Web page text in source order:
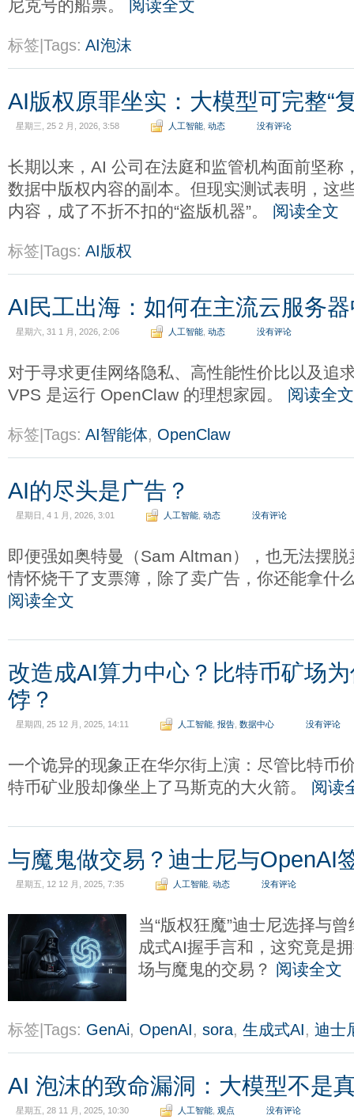
尼克号的船票。 阅读全文
标签|Tags: AI泡沫
AI版权原罪坐实：大模型可完整“
星期三, 25 2 月, 2026, 3:58 人工智能 动态 没有评论
长期以来，AI 公司在法庭和监管机构面前坚称
数据中版权内容的副本。但现实测试表明，这
内容，成了不折不扣的“盗版机器”。 阅读全文
标签|Tags: AI版权
AI民工出海：如何在主流云服务
星期六, 31 1 月, 2026, 2:06 人工智能 动态 没有评论
对于寻求更佳网络隐私、高性能性价比以及追
VPS 是运行 OpenClaw 的理想家园。 阅读全文
标签|Tags: AI智能体, OpenClaw
AI的尽头是广告？
星期日, 4 1 月, 2026, 3:01 人工智能 动态 没有评论
即便强如奥特曼（Sam Altman），也无法摆
情怀烧干了支票簿，除了卖广告，你还能拿什
阅读全文
改造成AI算力中心？比特币矿场
饽？
星期四, 25 12 月, 2025, 14:11 人工智能 报告 数据中心 没有评论
一个诡异的现象正在华尔街上演：尽管比特币
特币矿业股却像坐上了马斯克的大火箭。 阅读
与魔鬼做交易？迪士尼与OpenAI
星期五, 12 12 月, 2025, 7:35 人工智能 动态 没有评论
当“版权狂魔”迪士尼选择与
成式AI握手言和，这究竟是
场与魔鬼的交易？ 阅读全文
标签|Tags: GenAi, OpenAI, sora, 生成式AI, 迪士
AI 泡沫的致命漏洞：大模型不是
星期五, 28 11 月, 2025, 10:30 人工智能 观点 没有评论